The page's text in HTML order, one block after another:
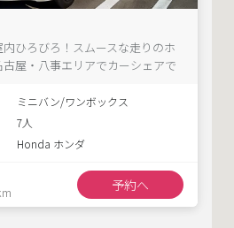
ひろびろ！スムースな走りのホ
屋・八事エリアでカーシェアで
ミニバン/ワンボックス
7人
Honda ホンダ
予約へ